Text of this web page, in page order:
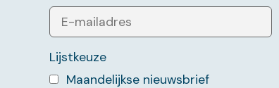
Lijstkeuze
Maandelijkse nieuwsbrief